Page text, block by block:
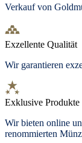
Verkauf von
Exzellente Qualität
Wir garantieren
Exklusive Produkte
Wir bieten online
renommierten